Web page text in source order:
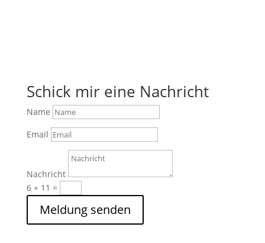
Schick mir eine Nachricht
Name
Email
Nachricht
6 + 11 =
Meldung senden